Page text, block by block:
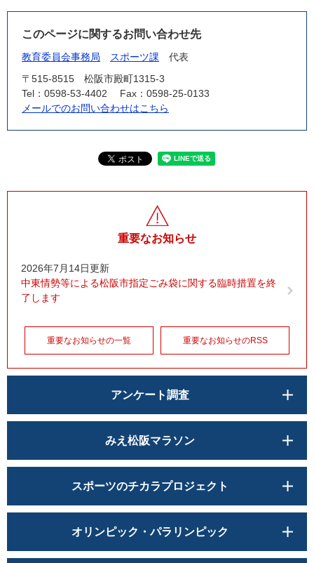
このページに関するお問い合わせ先
教育委員会事務局 スポーツ課
代表
〒515-8515
松阪市殿町1315-3
Tel：0598-53-4402
Fax：0598-25-0133
メールでのお問い合わせはこちら
重要なお知らせ
2026年7月14日更新
中東情勢等による松阪市指定ごみ袋に関する臨時措置を終
了します
重要なお知らせの一覧 重要なお知らせのRSS
アンケート調査
みえ松阪マラソン
スポーツのチカラプロジェクト
オリンピック・パラリンピック